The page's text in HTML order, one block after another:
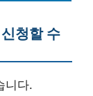
청할 수
니다.